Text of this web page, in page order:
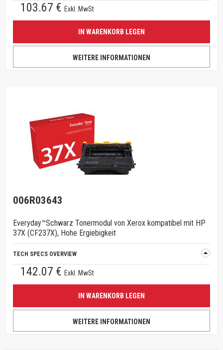
103.67 € Exkl. MwSt
IN WARENKORB LEGEN
WEITERE INFORMATIONEN
006R03643
Everyday™Schwarz Tonermodul von Xerox kompatibel mit HP
37X (CF237X), Hohe Ergiebigkeit
TECH SPECS OVERVIEW
142.07 € Exkl. MwSt
IN WARENKORB LEGEN
WEITERE INFORMATIONEN